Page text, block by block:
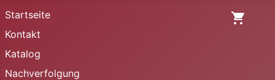
Startseite
Kontakt
Katalog
Nachverfolgung